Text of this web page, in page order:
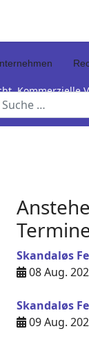
Kommerzielle
unterhalb
Skandaløs
08 Aug.
Skandaløs
09 Aug.